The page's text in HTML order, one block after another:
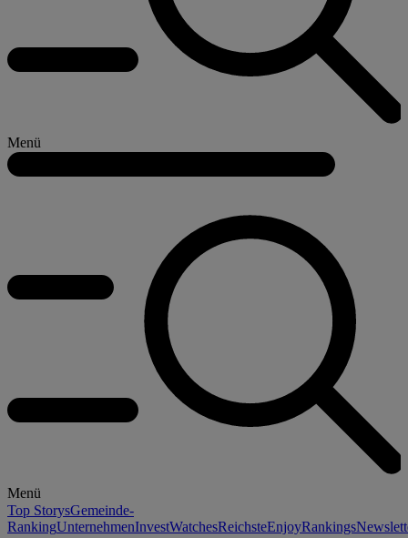
Menü
Menü
Top StorysGemeinde-
RankingUnternehmenInvestWatchesReichsteEnjoyRankings